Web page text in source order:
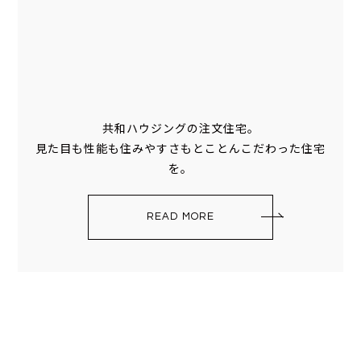
共和ハウジングの注文住宅。
見た目も性能も住みやすさもとことんこだわった住宅
を。
READ MORE